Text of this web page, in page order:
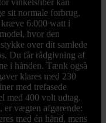
vinkelsliber kan
sit normale forbrug,
kræve 6.000 watt i
hvor den
over dit samlede
Du får rådgivning af
i hånden. Tænk også
klares med 230
med trefasede
med 400 volt udtag.
er vægten afgørende:
med én hånd, mens